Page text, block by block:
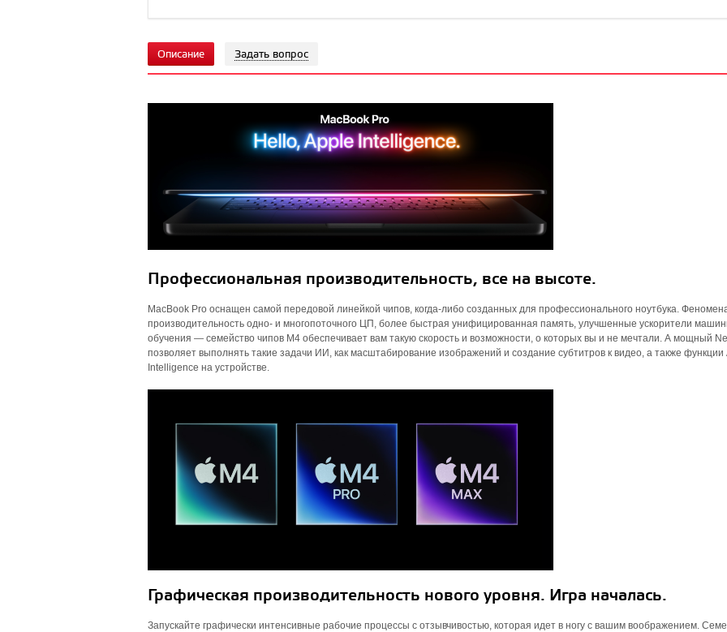
Описание Задать вопрос
Профессиональная производительность, все на высоте.
MacBook Pro оснащен самой передовой линейкой чипов, когда-либо созданных для профессионального ноутбука.
производительность одно- и многопоточного ЦП, более быстрая унифицированная память, улучшенные ускорители
обучения — семейство чипов M4 обеспечивает вам такую ​​скорость и возможности, о которых вы и не мечтали. А мощный
позволяет выполнять такие задачи ИИ, как масштабирование изображений и создание субтитров к видео, а также функции
Intelligence на устройстве.
Графическая производительность нового уровня. Игра началась.
Запускайте графически интенсивные рабочие процессы с отзывчивостью, которая идет в ногу с вашим воображением.